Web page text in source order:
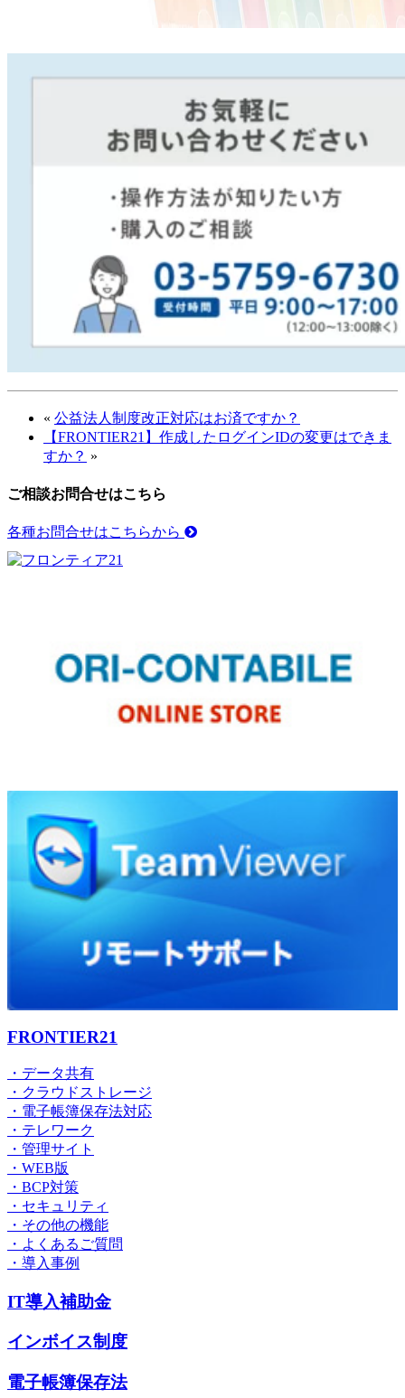
« 公益法人制度改正対応はお済ですか？
【FRONTIER21】作成したログインIDの変更はできま
すか？ »
ご相談お問合せはこちら
各種お問合せはこちらから
FRONTIER21
・データ共有
・クラウドストレージ
・電子帳簿保存法対応
・テレワーク
・管理サイト
・WEB版
・BCP対策
・セキュリティ
・その他の機能
・よくあるご質問
・導入事例
IT導入補助金
インボイス制度
電子帳簿保存法